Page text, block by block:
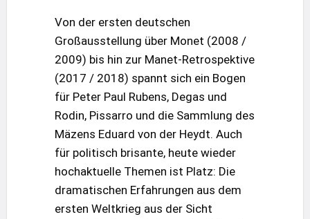
Von der ersten deutschen
Großausstellung über Monet (2008 /
2009) bis hin zur Manet-Retrospektive
(2017 / 2018) spannt sich ein Bogen
für Peter Paul Rubens, Degas und
Rodin, Pissarro und die Sammlung des
Mäzens Eduard von der Heydt. Auch
für politisch brisante, heute wieder
hochaktuelle Themen ist Platz: Die
dramatischen Erfahrungen aus dem
ersten Weltkrieg aus der Sicht